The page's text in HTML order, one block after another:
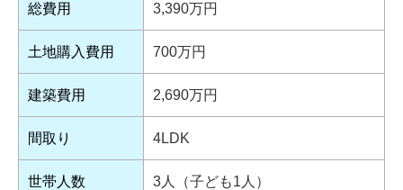
総費用 3,390万円
土地購入費用 700万円
建築費用 2,690万円
間取り 4LDK
世帯人数 3人（子ども1人）